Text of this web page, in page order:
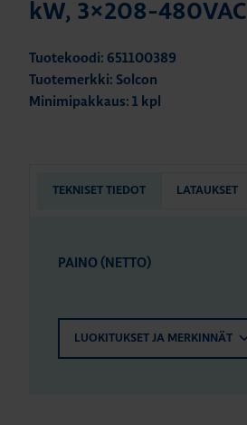
kW, 3×208-480VAC
Tuotekoodi: 651100389
Tuotemerkki: Solcon
Minimipakkaus: 1 kpl
TEKNISET TIEDOT LATAUKSET
PAINO (NETTO)
LUOKITUKSET JA MERKINNÄT